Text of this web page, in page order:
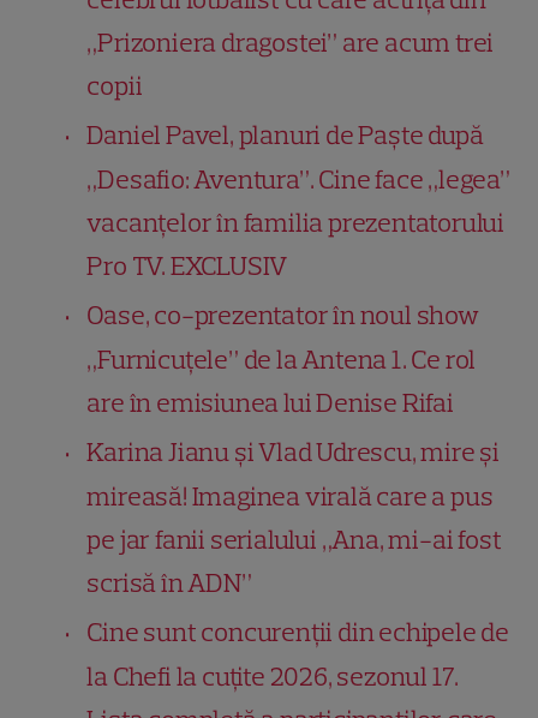
„Prizoniera dragostei” are acum trei
copii
Daniel Pavel, planuri de Paște după
„Desafio: Aventura”. Cine face „legea”
vacanțelor în familia prezentatorului
Pro TV. EXCLUSIV
Oase, co-prezentator în noul show
„Furnicuțele” de la Antena 1. Ce rol
are în emisiunea lui Denise Rifai
Karina Jianu și Vlad Udrescu, mire și
mireasă! Imaginea virală care a pus
pe jar fanii serialului „Ana, mi-ai fost
scrisă în ADN”
Cine sunt concurenții din echipele de
la Chefi la cuțite 2026, sezonul 17.